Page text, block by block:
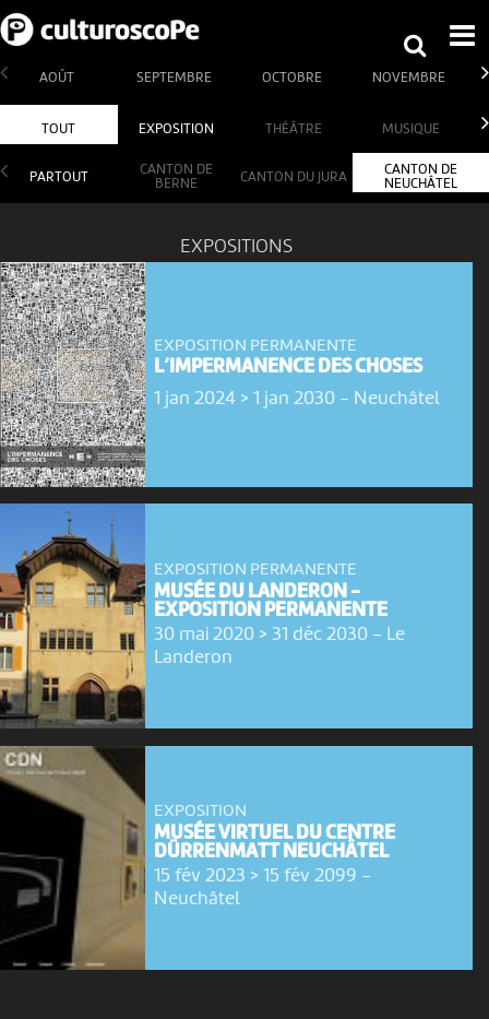
AOÛT SEPTEMBRE OCTOBRE NOVEMBRE
TOUT EXPOSITION THÉÂTRE MUSIQUE
PARTOUT
CANTON DE
BERNE
CANTON DU JURA
CANTON DE
NEUCHÂTEL
EXPOSITIONS
EXPOSITION PERMANENTE
L’IMPERMANENCE DES CHOSES
1 jan 2024 > 1 jan 2030- Neuchâtel
EXPOSITION PERMANENTE
MUSÉE DU LANDERON -
EXPOSITION PERMANENTE
30 mai 2020 > 31 déc 2030- Le
Landeron
EXPOSITION
MUSÉE VIRTUEL DU CENTRE
DÜRRENMATT NEUCHÂTEL
15 fév 2023 > 15 fév 2099 -
Neuchâtel